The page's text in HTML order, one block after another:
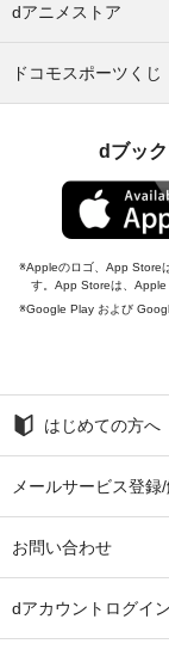
dアニメストア
ドコモスポーツくじ
dブッ
Appleのロゴ、App Store
す。App Storeは、Apple
Google Play および
はじめての方へ
メールサービス登録
お問い合わせ
dアカウントログイン